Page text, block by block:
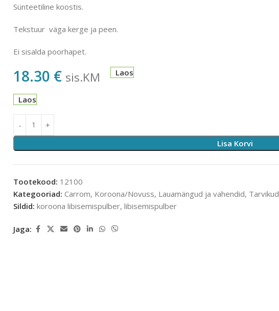
Sünteetiline koostis.
Tekstuur väga kerge ja peen.
Ei sisalda poorhapet.
18.30 € sis.KM Laos
Laos
Lisa Korvi
Tootekood: 12100
Kategooriad: Carrom, Koroona/Novuss, Lauamängud ja vahendid, Tarvikud
Sildid: koroona libisemispulber, libisemispulber
Jaga: